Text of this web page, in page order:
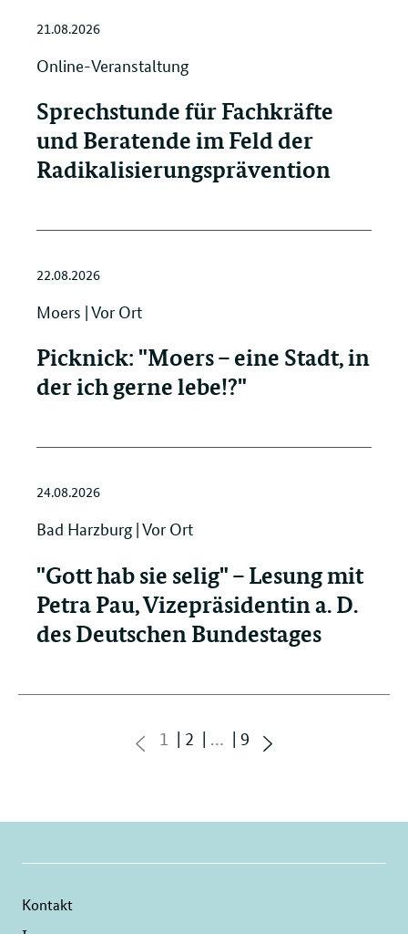
21.08.2026
Online-Veranstaltung
Sprechstunde für Fachkräfte
und Beratende im Feld der
Radikalisierungsprävention
22.08.2026
Moers | Vor Ort
Picknick: "Moers – eine Stadt, in
der ich gerne lebe!?"
24.08.2026
Bad Harzburg | Vor Ort
"Gott hab sie selig" – Lesung mit
Petra Pau, Vizepräsidentin a. D.
des Deutschen Bundestages
Seite
1 Seite
2 … Seite
9
Kontakt